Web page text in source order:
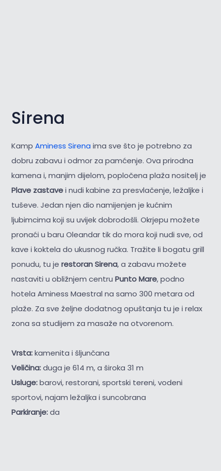
Sirena
Kamp Aminess Sirena ima sve što je potrebno za
dobru zabavu i odmor za pamćenje. Ova prirodna
kamena i, manjim dijelom, popločena plaža nositelj je
Plave zastavei nudi kabine za presvlačenje, ležaljke i
tuševe. Jedan njen dio namijenjen je kućnim
ljubimcima koji su uvijek dobrodošli. Okrjepu možete
pronaći u baru Oleandar tik do mora koji nudi sve, od
kave i koktela do ukusnog ručka. Tražite li bogatu grill
ponudu, tu je restoran Sirena, a zabavu možete
nastaviti u obližnjem centru Punto Mare, podno
hotela Aminess Maestral na samo 300 metara od
plaže. Za sve željne dodatnog opuštanja tu je i relax
zona sa studijem za masaže na otvorenom.
Vrsta:kamenita i šljunčana
Veličina:duga je 614 m, a široka 31 m
Usluge:barovi, restorani, sportski tereni, vodeni
sportovi, najam ležaljka i suncobrana
Parkiranje:da